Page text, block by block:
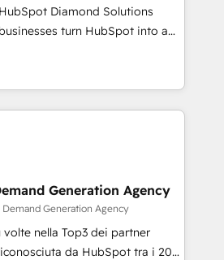
Diamond Solutions
turn HubSpot into a
mid-
teams to maximize
through: 💎HubSpot Audits,
💎RevOps-powered
Growth Strategy, AI SEO &
Market (GTM) Strategies &
💎CMS Development &
a 5.0⭐average
client reviews on the
Generation Agency
Generation Agency
nella Top3 dei partner
da HubSpot tra i 20